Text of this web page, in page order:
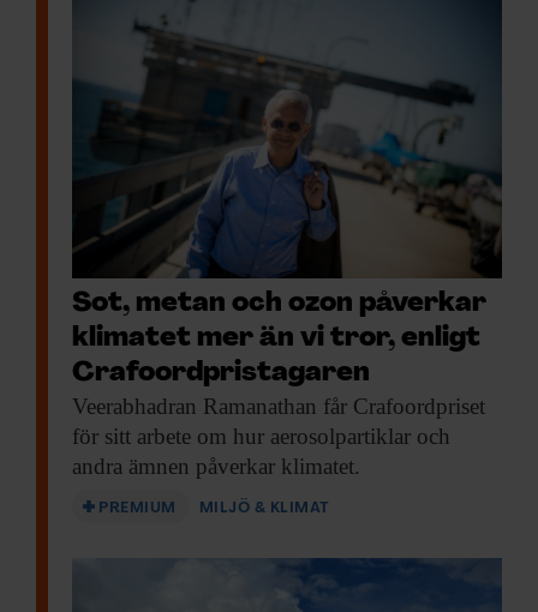
Sot, metan och ozon påverkar
klimatet mer än vi tror, enligt
Crafoordpristagaren
Veerabhadran Ramanathan får Crafoordpriset
för sitt arbete om hur aerosolpartiklar och
andra ämnen påverkar klimatet.
PREMIUM MILJÖ & KLIMAT